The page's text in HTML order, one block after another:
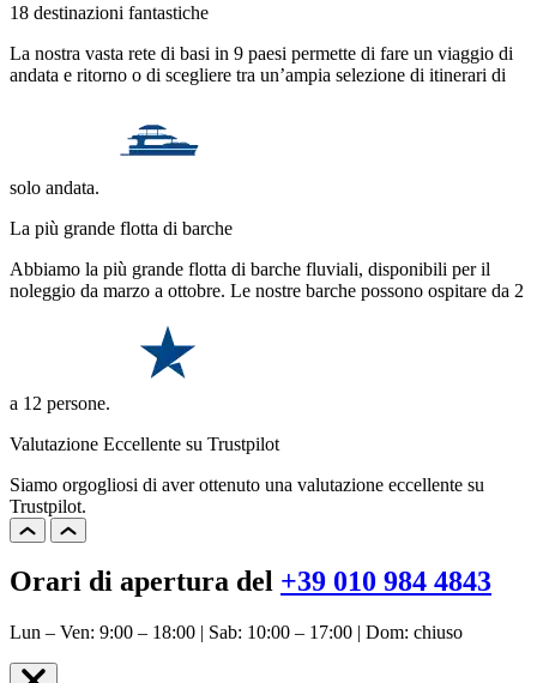
18 destinazioni fantastiche
La nostra vasta rete di basi in 9 paesi permette di fare un viaggio di
andata e ritorno o di scegliere tra un’ampia selezione di itinerari di
solo andata.
La più grande flotta di barche
Abbiamo la più grande flotta di barche fluviali, disponibili per il
noleggio da marzo a ottobre. Le nostre barche possono ospitare da 2
a 12 persone.
Valutazione Eccellente su Trustpilot
Siamo orgogliosi di aver ottenuto una valutazione eccellente su
Trustpilot.
Orari di apertura del +39 010 984 4843
Lun – Ven: 9:00 – 18:00 | Sab: 10:00 – 17:00 | Dom: chiuso